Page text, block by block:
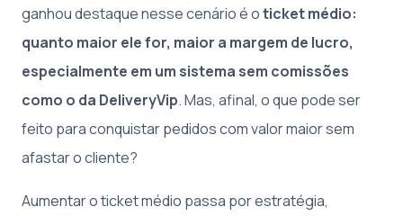
ganhou destaque nesse cenário é oticket médio:
quanto maior ele for, maior a margem de lucro,
especialmente em um sistema sem comissões
como o da DeliveryVip. Mas, afinal, o que pode ser
feito para conquistar pedidos com valor maior sem
afastar o cliente?
Aumentar o ticket médio passa por estratégia,